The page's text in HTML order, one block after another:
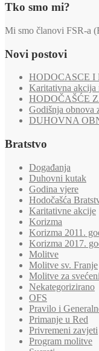
Tko smo mi?
Mi smo članovi FSR-a
Novi postovi
HODOCASCE
Karitativna akcija
HODOČAŠĆE
Godišnja obnova
DUHOVNA
Bratstvo
Događanja
Duhovni kutak
Godina vjere
Hodočašća
Karitativne akcije
Korizma
Korizma 2011.
Korizma 2017.
Molitve
Molitve sv. Franje
Molitve za
Nekategorizirano
OFS
Pravilo i
Primanje u Red
Privremeni zavjeti
Program molitve